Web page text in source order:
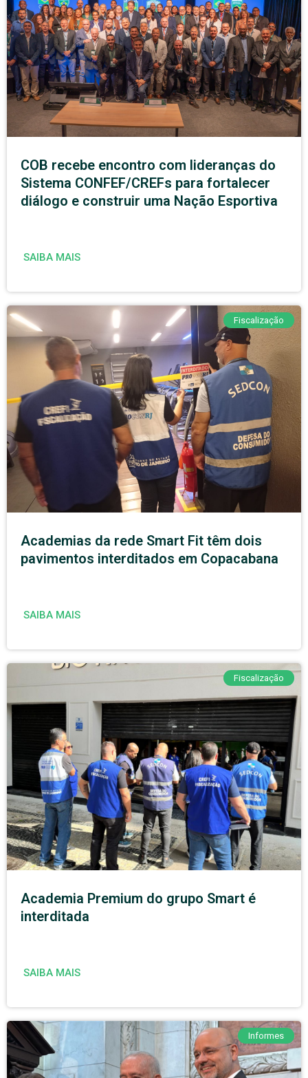
COB recebe encontro com lideranças do
Sistema CONFEF/CREFs para fortalecer
diálogo e construir uma Nação Esportiva
SAIBA MAIS
Fiscalização
Academias da rede Smart Fit têm dois
pavimentos interditados em Copacabana
SAIBA MAIS
Fiscalização
Academia Premium do grupo Smart é
interditada
SAIBA MAIS
Informes